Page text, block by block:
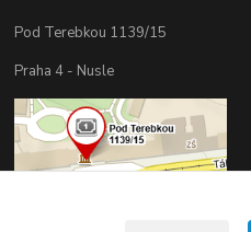
Pod Terebkou 1139/15
Praha 4 - Nusle